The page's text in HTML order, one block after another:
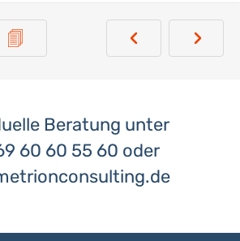
Beratung unter
60 60 55 60 oder